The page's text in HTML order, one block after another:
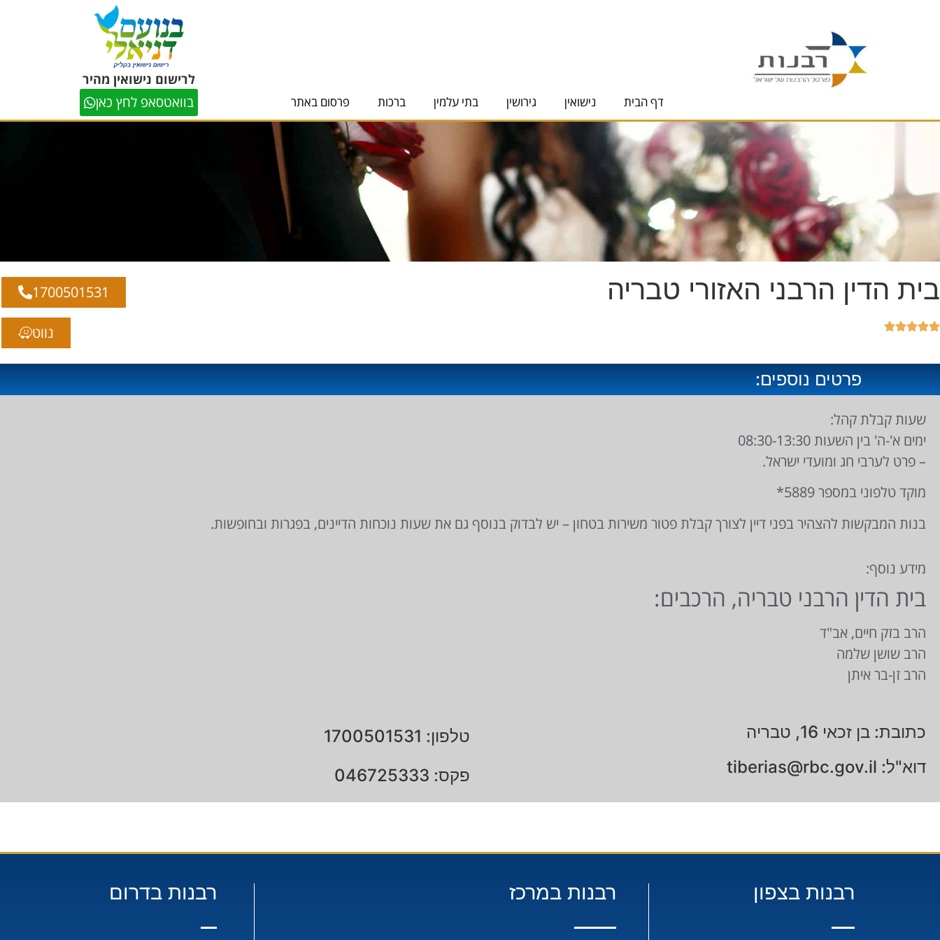
דף הבית נישואין גירושין בתי עלמין ברכות פרסום באתר
לרישום נישואין מהיר
בוואטסאפ לחץ כאן
בית הדין הרבני האזורי טבריה





1700501531
נווט
פרטים נוספים:
שעות קבלת קהל:
ימים א'-ה' בין השעות 08:30-13:30
– פרט לערבי חג ומועדי ישראל.
מוקד טלפוני במספר 5889*
בנות המבקשות להצהיר בפני דיין לצורך קבלת פטור משירות בטחון – יש לבדוק בנוסף גם את שעות נוכחות הדיינים, בפגרות ובחופשות.
מידע נוסף:
בית הדין הרבני טבריה, הרכבים:
הרב בזק חיים, אב"ד
הרב שושן שלמה
הרב זן-בר איתן
כתובת: בן זכאי 16, טבריה
דוא"ל: tiberias@rbc.gov.il
טלפון: 1700501531
פקס: 046725333
רבנות בצפון רבנות במרכז רבנות בדרום